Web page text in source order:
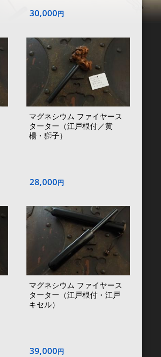
30,000円
マグネシウム ファイヤース
ターター（江戸根付／黄
楊・獅子）
28,000円
マグネシウム ファイヤース
ターター（江戸根付・江戸
キセル）
39,000円